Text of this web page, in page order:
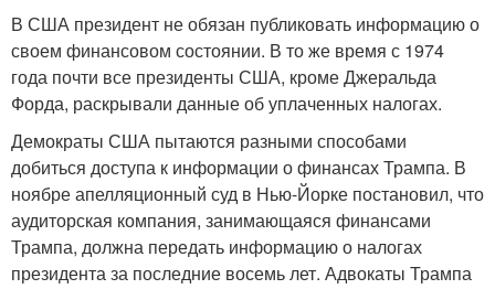
В США президент не обязан публиковать информацию о
своем финансовом состоянии. В то же время с 1974
года почти все президенты США, кроме Джеральда
Форда, раскрывали данные об уплаченных налогах.
Демократы США пытаются разными способами
добиться доступа к информации о финансах Трампа. В
ноябре апелляционный суд в Нью-Йорке постановил, что
аудиторская компания, занимающаяся финансами
Трампа, должна передать информацию о налогах
президента за последние восемь лет. Адвокаты Трампа